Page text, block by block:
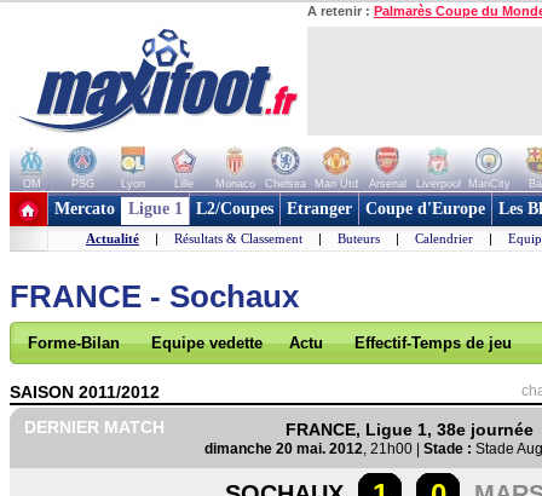
A retenir : Palmarès Coupe du
OM PSG Lyon Lille Monaco Chelsea Man Utd Arsenal Liverpool ManCity
+ de clubs
Mercato Ligue 1 L2/Coupes Etranger Coupe d'Europe Les
Actualité | Résultats & Classement | Buteurs | Calendrier |
FRANCE - Sochaux
Forme-Bilan Equipe vedette Actu Effectif-Temps de jeu
SAISON 2011/2012
DERNIER MATCH FRANCE, Ligue 1, 38e journée
dimanche 20 mai. 2012, 21h00 | Stade : Stade